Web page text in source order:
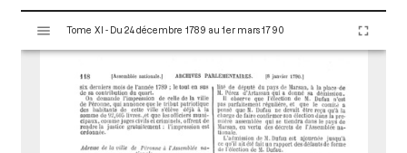
s
Tome XI - Du 24 décembre 1789 au 1er mars 1790